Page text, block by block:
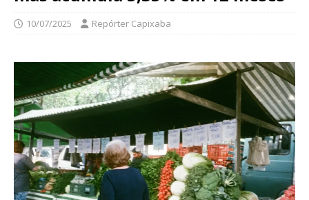
10/07/2025 Repórter Capixaba